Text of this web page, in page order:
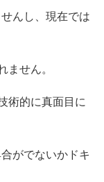
んし、現在では
ません。
術的に真面目に
がでないかドキ